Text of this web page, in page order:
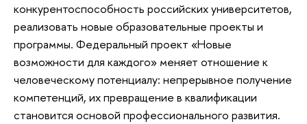
конкурентоспособность российских университетов,
реализовать новые образовательные проекты и
программы. Федеральный проект «Новые
возможности для каждого» меняет отношение к
человеческому потенциалу: непрерывное получение
компетенций, их превращение в квалификации
становится основой профессионального развития.